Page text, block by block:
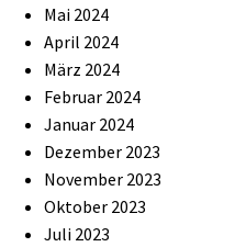
Mai 2024
April 2024
März 2024
Februar 2024
Januar 2024
Dezember 2023
November 2023
Oktober 2023
Juli 2023